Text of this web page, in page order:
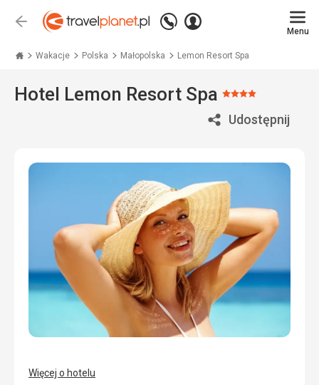
Wstecz
Zadzwoń
+48
771
Zaloguj
Menu
Wakacje Polska Małopolska Lemon Resort Spa
Hotel Lemon Resort Spa Ocena:
4/5
Udostępnij
Więcej o hotelu